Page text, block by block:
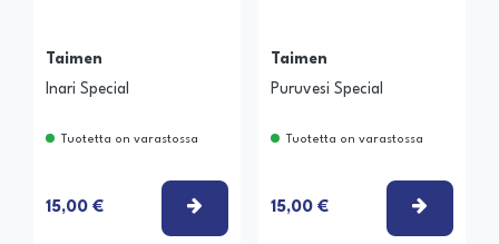
Taimen
Inari Special
Tuotetta on varastossa
15,00 € VALITSE VAIHTOEHTO
Taimen
Puruvesi Special
Tuotetta on varastossa
15,00 €